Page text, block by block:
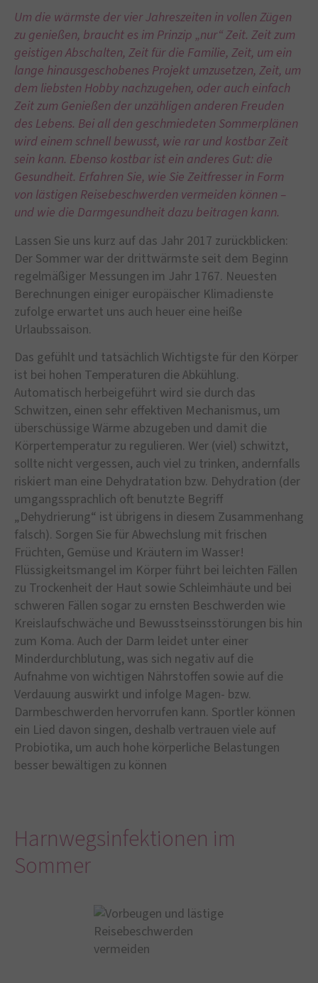
Um die wärmste der vier Jahreszeiten in vollen Zügen
zu genießen, braucht es im Prinzip „nur“ Zeit. Zeit zum
geistigen Abschalten, Zeit für die Familie, Zeit, um ein
lange hinausgeschobenes Projekt umzusetzen, Zeit, um
dem liebsten Hobby nachzugehen, oder auch einfach
Zeit zum Genießen der unzähligen anderen Freuden
des Lebens. Bei all den geschmiedeten Sommerplänen
wird einem schnell bewusst, wie rar und kostbar Zeit
sein kann. Ebenso kostbar ist ein anderes Gut: die
Gesundheit. Erfahren Sie, wie Sie Zeitfresser in Form
von lästigen Reisebeschwerden vermeiden können –
und wie die Darmgesundheit dazu beitragen kann.
Lassen Sie uns kurz auf das Jahr 2017 zurückblicken:
Der Sommer war der drittwärmste seit dem Beginn
regelmäßiger Messungen im Jahr 1767. Neuesten
Berechnungen einiger europäischer Klimadienste
zufolge erwartet uns auch heuer eine heiße
Urlaubssaison.
Das gefühlt und tatsächlich Wichtigste für den Körper
ist bei hohen Temperaturen die Abkühlung.
Automatisch herbeigeführt wird sie durch das
Schwitzen, einen sehr effektiven Mechanismus, um
überschüssige Wärme abzugeben und damit die
Körpertemperatur zu regulieren. Wer (viel) schwitzt,
sollte nicht vergessen, auch viel zu trinken, andernfalls
riskiert man eine Dehydratation bzw. Dehydration (der
umgangssprachlich oft benutzte Begriff
„Dehydrierung“ ist übrigens in diesem Zusammenhang
falsch). Sorgen Sie für Abwechslung mit frischen
Früchten, Gemüse und Kräutern im Wasser!
Flüssigkeitsmangel im Körper führt bei leichten Fällen
zu Trockenheit der Haut sowie Schleimhäute und bei
schweren Fällen sogar zu ernsten Beschwerden wie
Kreislaufschwäche und Bewusstseinsstörungen bis hin
zum Koma. Auch der Darm leidet unter einer
Minderdurchblutung, was sich negativ auf die
Aufnahme von wichtigen Nährstoffen sowie auf die
Verdauung auswirkt und infolge Magen- bzw.
Darmbeschwerden hervorrufen kann. Sportler können
ein Lied davon singen, deshalb vertrauen viele auf
Probiotika, um auch hohe körperliche Belastungen
besser bewältigen zu können
Harnwegsinfektionen im
Sommer